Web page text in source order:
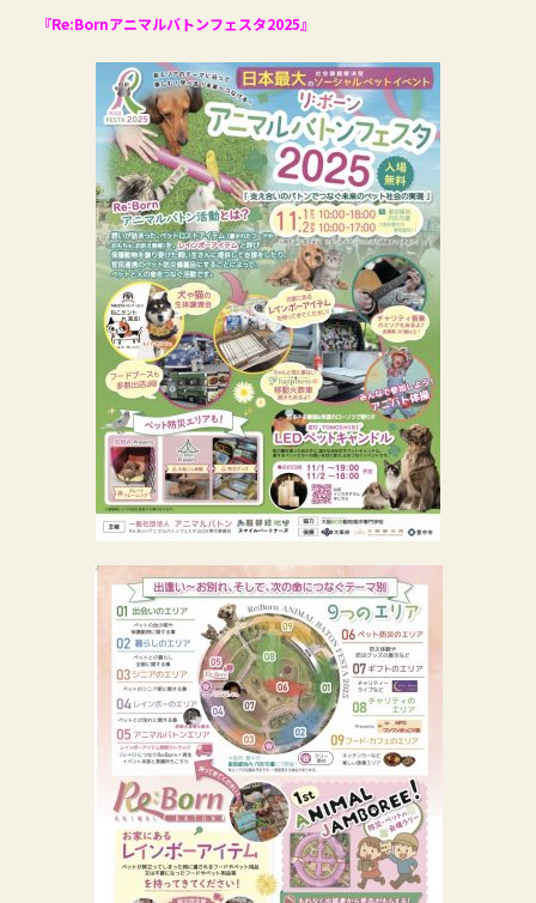
『Re:Bornアニマルバトンフェスタ2025』